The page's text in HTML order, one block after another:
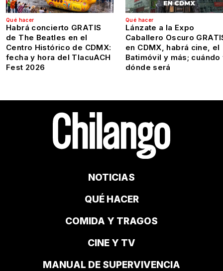
Qué hacer
Habrá concierto GRATIS
de The Beatles en el
Centro Histórico de CDMX:
fecha y hora del TlacuACH
Fest 2026
Qué hacer
Lánzate a la Expo
Caballero Oscuro
en CDMX, habrá cine, el
Batimóvil y más; cuándo
dónde será
NOTICIAS
QUÉ HACER
COMIDA Y TRAGOS
CINE Y TV
MANUAL DE SUPERVIVENCIA